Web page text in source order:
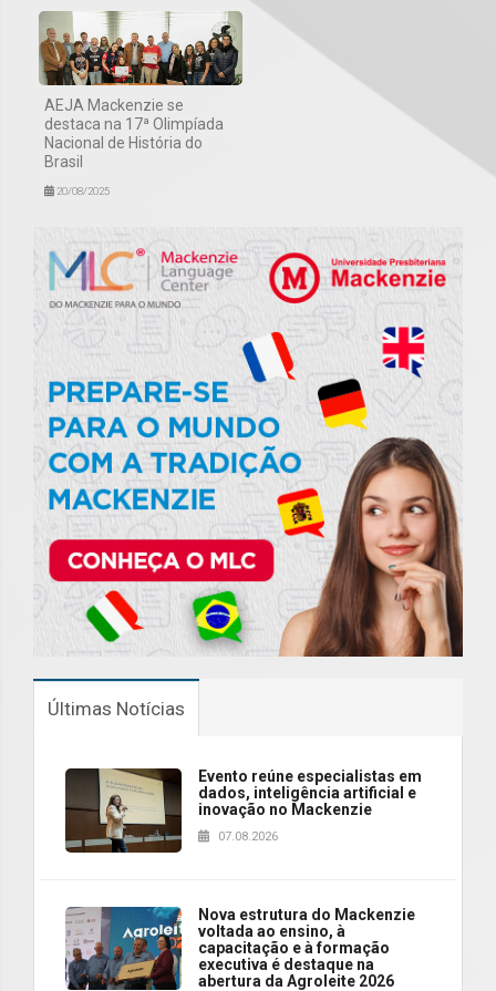
AEJA Mackenzie se
destaca na 17ª Olimpíada
Nacional de História do
Brasil
20/08/2025
Últimas Notícias
Evento reúne especialistas em
dados, inteligência artificial e
inovação no Mackenzie
07.08.2026
Nova estrutura do Mackenzie
voltada ao ensino, à
capacitação e à formação
executiva é destaque na
abertura da Agroleite 2026